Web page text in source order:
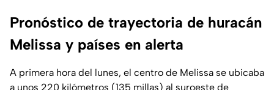
Pronóstico de trayectoria de huracán
Melissa y países en alerta
A primera hora del lunes, el centro de Melissa se ubicaba
a unos 220 kilómetros (135 millas) al suroeste de